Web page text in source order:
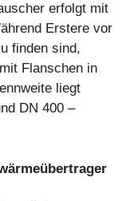
erfolgt mit
Erstere vor
finden sind,
Flanschen in
liegt
DN 400 –